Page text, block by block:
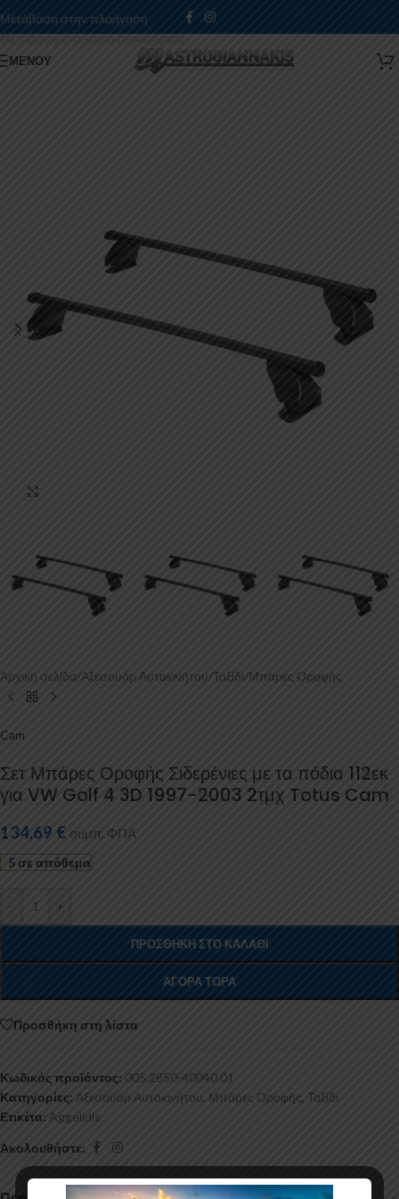
Μετάβαση στην πλοήγηση
Μετάβαση στο κύριο περιεχόμενο
ΜΕΝΟΎ
Αρχική σελίδα/Αξεσουάρ Αυτοκινήτου/Ταξίδι/Μπάρες Οροφής
Cam
Σετ Μπάρες Οροφής Σιδερένιες με τα πόδια 112εκ
για VW Golf 4 3D 1997-2003 2τμχ Totus Cam
134,69 € συμπ. ΦΠΑ
5 σε απόθεμα
- +
ΠΡΟΣΘΉΚΗ ΣΤΟ ΚΑΛΆΘΙ
ΑΓΟΡΆ ΤΏΡΑ
Προσθήκη στη λίστα
Κωδικός προϊόντος: 005.2850-40040.01
Κατηγορίες: Αξεσουάρ Αυτοκινήτου, Μπάρες Οροφής, Ταξίδι
Ετικέτα: Aggelidis
Ακολουθήστε: